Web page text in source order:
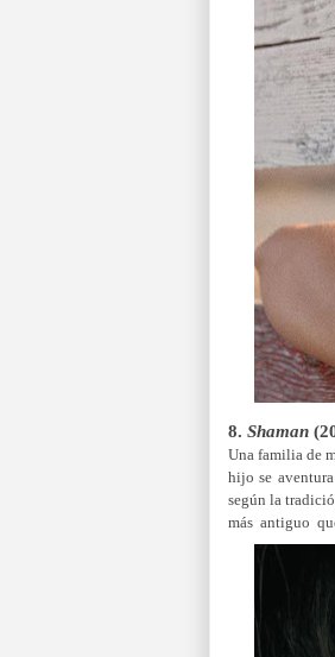
8. Shaman
Una familia de
hijo se
según la
más antiguo